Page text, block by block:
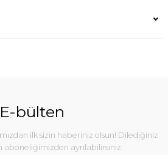
E-bülten
ilk sizin haberiniz olsun! Dilediğiniz
ayrılabilirsiniz.